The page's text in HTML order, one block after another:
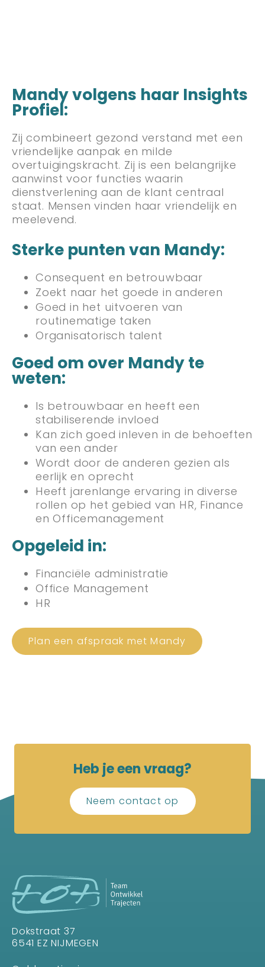
Mandy volgens haar Insights
Profiel:
Zij combineert gezond verstand met een
vriendelijke aanpak en milde
overtuigingskracht. Zij is een belangrijke
aanwinst voor functies waarin
dienstverlening aan de klant centraal
staat. Mensen vinden haar vriendelijk en
meelevend.
Sterke punten van Mandy:
Consequent en betrouwbaar
Zoekt naar het goede in anderen
Goed in het uitvoeren van
routinematige taken
Organisatorisch talent
Goed om over Mandy te
weten:
Is betrouwbaar en heeft een
stabiliserende invloed
Kan zich goed inleven in de behoeften
van een ander
Wordt door de anderen gezien als
eerlijk en oprecht
Heeft jarenlange ervaring in diverse
rollen op het gebied van HR, Finance
en Officemanagement
Opgeleid in:
Financiële administratie
Office Management
HR
Plan een afspraak met Mandy
Heb je een vraag?
Neem contact op
Dokstraat 37
6541 EZ NIJMEGEN